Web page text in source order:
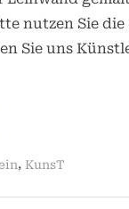
nutzen Sie
Sie uns
, KunsT